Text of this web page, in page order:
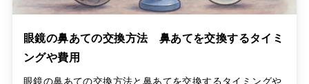
眼鏡の鼻あての交換方法 鼻あてを交換するタイミ
ングや費用
眼鏡の鼻あての交換方法と鼻あてを交換するタイミングや